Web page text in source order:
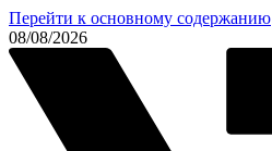
Перейти к основному содержанию
08/08/2026